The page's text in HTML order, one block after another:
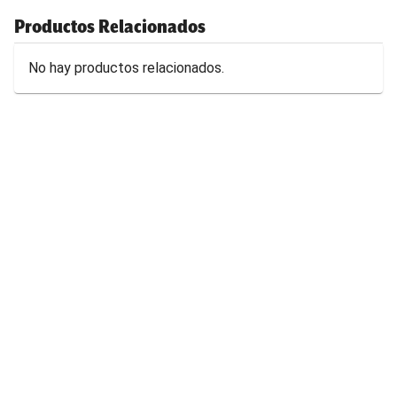
Productos Relacionados
No hay productos relacionados.